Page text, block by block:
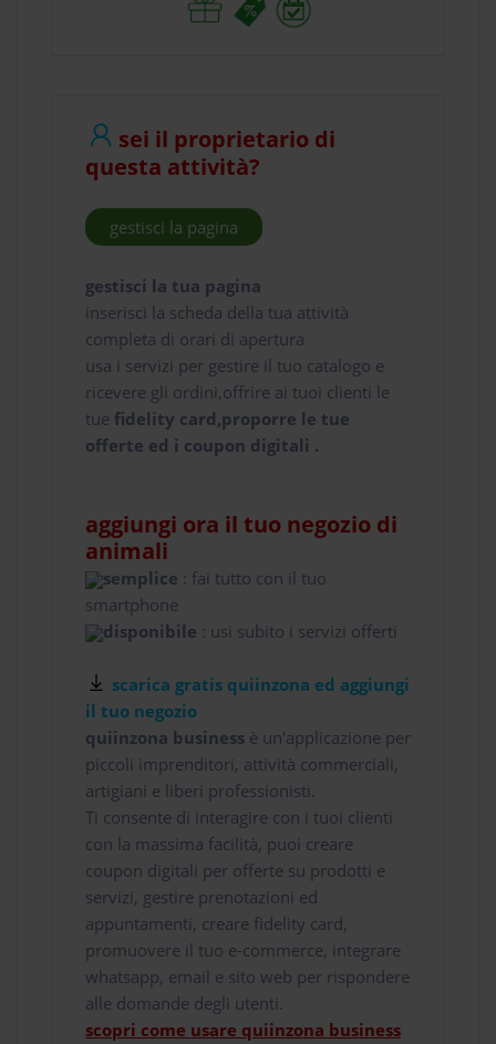
sei il proprietario di
questa attività?
gestisci la pagina
gestisci la tua pagina
inserisci la scheda della tua attività
completa di orari di apertura
usa i servizi per gestire il tuo catalogo e
ricevere gli ordini,offrire ai tuoi clienti le
tue fidelity card,proporre le tue
offerte ed i coupon digitali .
aggiungi ora il tuo negozio di
animali
semplice : fai tutto con il tuo
smartphone
disponibile : usi subito i servizi offerti
scarica gratis quiinzona ed aggiungi
il tuo negozio
quiinzona business è un'applicazione per
piccoli imprenditori, attività commerciali,
artigiani e liberi professionisti.
Ti consente di interagire con i tuoi clienti
con la massima facilità, puoi creare
coupon digitali per offerte su prodotti e
servizi, gestire prenotazioni ed
appuntamenti, creare fidelity card,
promuovere il tuo e-commerce, integrare
whatsapp, email e sito web per rispondere
alle domande degli utenti.
scopri come usare quiinzona business